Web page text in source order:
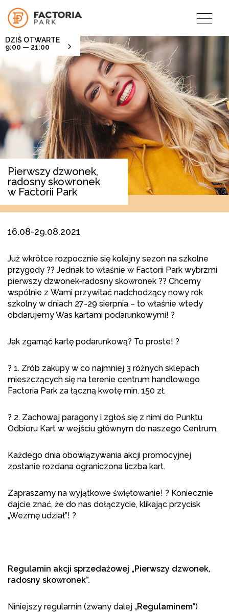
DZIŚ OTWARTE
9:00 — 21:00
Pierwszy dzwonek,
radosny skowronek
w Factorii Park
16.08-29.08.2021
Już wkrótce rozpocznie się kolejny sezon na szkolne
przygody ?? Jednak to właśnie w Factorii Park wybrzmi
pierwszy dzwonek-radosny skowronek ?️? Chcemy
wspólnie z Wami przywitać nadchodzący nowy rok
szkolny w dniach 27-29 sierpnia – to właśnie wtedy
obdarujemy Was kartami podarunkowymi! ?
Jak zgarnąć kartę podarunkową? To proste! ?
? 1. Zrób zakupy w co najmniej 3 różnych sklepach
mieszczących się na terenie centrum handlowego
Factoria Park za łączną kwotę min. 150 zł.
? 2. Zachowaj paragony i zgłoś się z nimi do Punktu
Odbioru Kart w wejściu głównym do naszego Centrum.
Każdego dnia obowiązywania akcji promocyjnej
zostanie rozdana ograniczona liczba kart.
Zapraszamy na wyjątkowe świętowanie! ? Koniecznie
dajcie znać, że do nas dołączycie, klikając przycisk
„Wezmę udział”! ?
Regulamin akcji sprzedażowej „Pierwszy dzwonek,
radosny skowronek”.
Niniejszy regulamin (zwany dalej „Regulaminem”)